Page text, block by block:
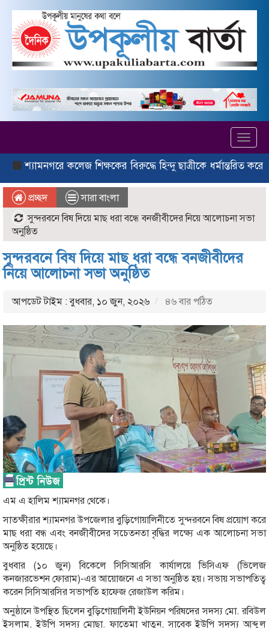
কলেজ শিক্ষকের বিরুদ্ধে হিন্দু ছাত্রীকে ধর্মান্তরিত করে বিয়ের
প্রচ্ছদ
সারা বাংলা
সুন্দরবনে বিষ দিয়ে মাছ ধরা বন্ধে বনজীবীদের নিয়ে আলোচনা সভা
অনুষ্ঠিত
সুন্দরবনে বিষ দিয়ে মাছ ধরা বন্ধে বনজীবীদের
নিয়ে আলোচনা সভা অনুষ্ঠিত
আপডেট টাইম : বুধবার, ১০ জুন, ২০২৬ ৪৬ বার পঠিত
এম এ হালিম শ্যামনগর থেকে।
সাতক্ষীরার শ্যামনগর উপজেলার বুড়িগোয়ালিনীতে সুন্দরবনে বিষ প্রয়োগ করে
মাছ ধরা বন্ধ এবং বনজীবীদের সচেতনতা বৃদ্ধির লক্ষ্যে এক আলোচনা সভা
অনুষ্ঠিত হয়েছে।
বুধবার (১০ জুন) বিকেলে সিসিআরসি কার্যালয়ে ভিসিএফ (ভিলেজ
কনজারভেশন ফোরাম)-এর আয়োজনে এ সভা অনুষ্ঠিত হয়। সভায় সভাপতিত্ব
করেন সিসিআরসির সভাপতি হাফেজ রেজাউল করিম।
অনুষ্ঠানে উপস্থিত ছিলেন বুড়িগোয়ালিনী ইউনিয়ন পরিষদের সদস্য মো. রবিউল
ইসলাম, ইউপি সদস্য মোছা. ফাতেমা খাতুন, সাবেক ইউপি সদস্য আব্দুল